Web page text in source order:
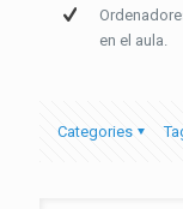
en el aula.
Categories